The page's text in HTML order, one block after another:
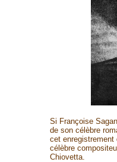
Si Françoise
de son célèbre
cet enregistrement
célèbre
Chiovetta.